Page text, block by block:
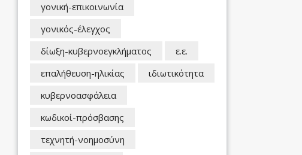
γονική-επικοινωνία
γονικός-έλεγχος
δίωξη-κυβερνοεγκλήματος
ε.ε.
επαλήθευση-ηλικίας
ιδιωτικότητα
κυβερνοασφάλεια
κωδικοί-πρόσβασης
τεχνητή-νοημοσύνη